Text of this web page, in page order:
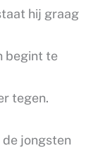
hij graag
begint te
tegen.
de jongsten